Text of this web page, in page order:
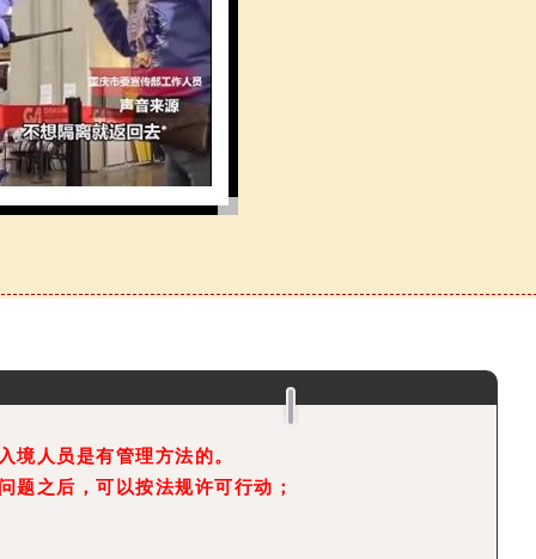
境人员是有管理方法的。
题之后，可以按法规许可行动；